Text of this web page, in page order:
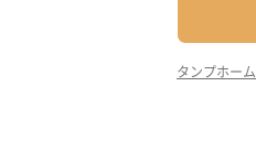
タンプホーム